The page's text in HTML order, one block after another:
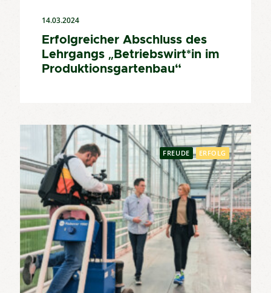
14.03.2024
Erfolgreicher Abschluss des
Lehrgangs „Betriebswirt*in im
Produktionsgartenbau“
FREUDE ERFOLG